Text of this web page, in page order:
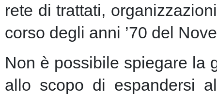
rete di trattati,
corso degli anni ’70 del
Non è possibile spiegare la
allo scopo di espandersi